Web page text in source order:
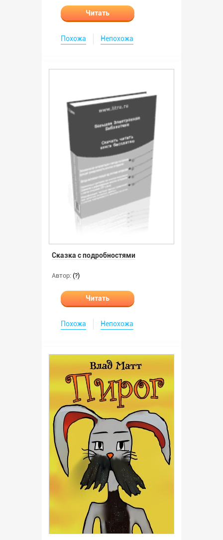
Читать
Похожа Непохожа
Сказка с подробностями
Автор: (?)
Читать
Похожа Непохожа